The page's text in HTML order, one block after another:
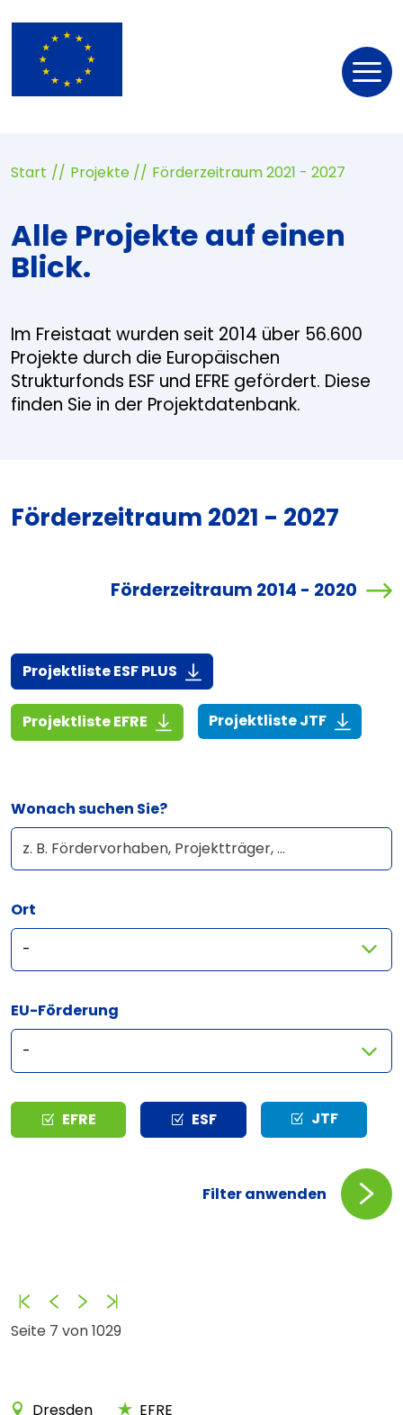
Start Projekte Förderzeitraum 2021 - 2027
Alle Projekte auf einen
Blick.
Im Freistaat wurden seit 2014 über 56.600
Projekte durch die Europäischen
Strukturfonds ESF und EFRE gefördert. Diese
finden Sie in der Projektdatenbank.
Förderzeitraum 2021 - 2027
Förderzeitraum 2014 - 2020
Projektliste ESF PLUS (916,7 KiB)
Projektliste EFRE (1,4 MiB)Projektliste JTF(268,6
Wonach suchen Sie?
Ort
EU-Förderung
Typ EFRE ESF JTF
Filter anwenden
Seite 7 von 1029
AnfangZurückVorwärts
Dresden EFRE